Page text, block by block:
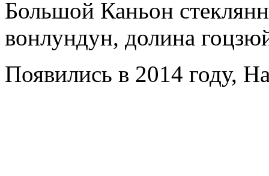
Большой Каньон
вонлундун, долина
Появились в 2014 году,